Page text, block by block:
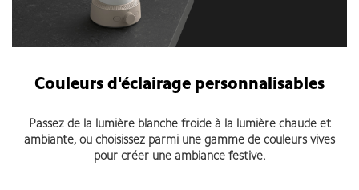
Couleurs d'éclairage personnalisables
Passez de la lumière blanche froide à la lumière chaude et
ambiante, ou choisissez parmi une gamme de couleurs vives
pour créer une ambiance festive.